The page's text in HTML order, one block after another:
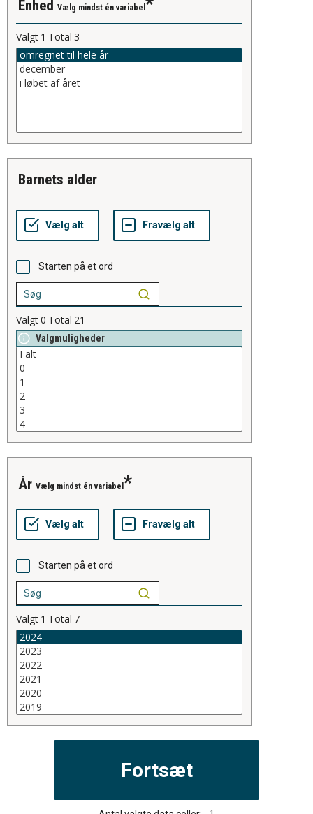
enhed Vælg mindst én variabel
Valgt 1 Total 3
barnets alder
Starten på et ord
Valgt0 Total 21
Valgmuligheder
år Vælg mindst én variabel
Starten på et ord
Valgt 1 Total 7